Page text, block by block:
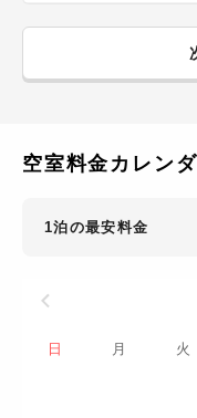
空室料金カレン
1泊の最安料金
日 月 火